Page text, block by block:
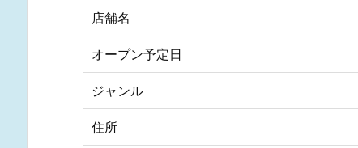
店舗名
オープン予定日
ジャンル
住所